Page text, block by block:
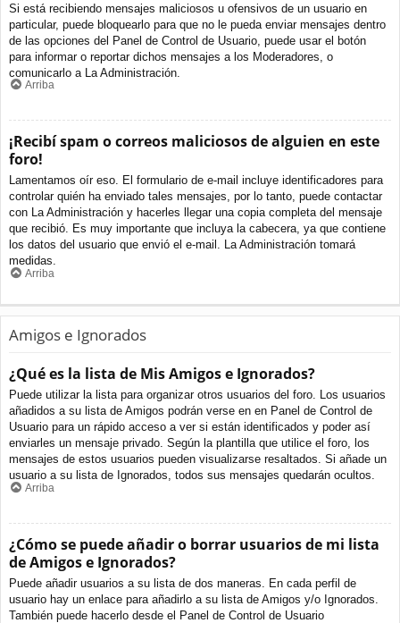
Si está recibiendo mensajes maliciosos u ofensivos de un usuario en
particular, puede bloquearlo para que no le pueda enviar mensajes dentro
de las opciones del Panel de Control de Usuario, puede usar el botón
para informar o reportar dichos mensajes a los Moderadores, o
comunicarlo a La Administración.
Arriba
¡Recibí spam o correos maliciosos de alguien en este
foro!
Lamentamos oír eso. El formulario de e-mail incluye identificadores para
controlar quién ha enviado tales mensajes, por lo tanto, puede contactar
con La Administración y hacerles llegar una copia completa del mensaje
que recibió. Es muy importante que incluya la cabecera, ya que contiene
los datos del usuario que envió el e-mail. La Administración tomará
medidas.
Arriba
Amigos e Ignorados
¿Qué es la lista de Mis Amigos e Ignorados?
Puede utilizar la lista para organizar otros usuarios del foro. Los usuarios
añadidos a su lista de Amigos podrán verse en en Panel de Control de
Usuario para un rápido acceso a ver si están identificados y poder así
enviarles un mensaje privado. Según la plantilla que utilice el foro, los
mensajes de estos usuarios pueden visualizarse resaltados. Si añade un
usuario a su lista de Ignorados, todos sus mensajes quedarán ocultos.
Arriba
¿Cómo se puede añadir o borrar usuarios de mi lista
de Amigos e Ignorados?
Puede añadir usuarios a su lista de dos maneras. En cada perfil de
usuario hay un enlace para añadirlo a su lista de Amigos y/o Ignorados.
También puede hacerlo desde el Panel de Control de Usuario